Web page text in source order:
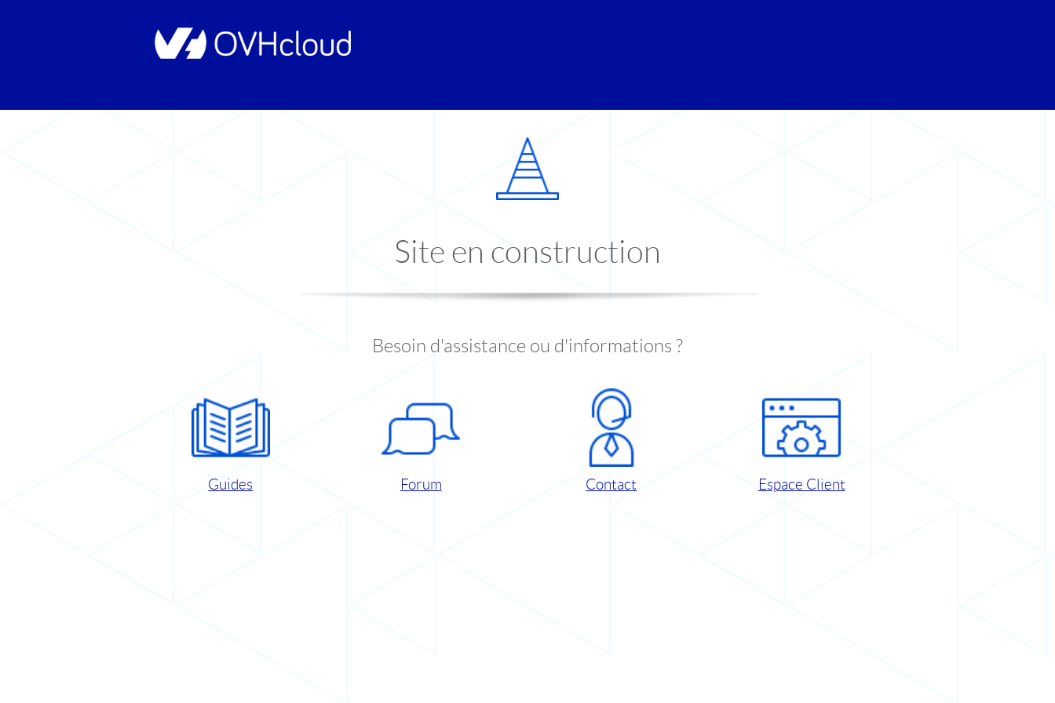
Site en construction
Besoin d'assistance ou d'informations ?
Guides Forum Contact Espace Client